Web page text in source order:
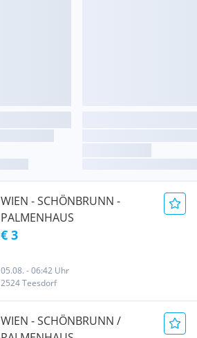
WIEN - SCHÖNBRUNN -
PALMENHAUS
€ 3
05.08. - 06:42 Uhr
2524 Teesdorf
WIEN - SCHÖNBRUNN /